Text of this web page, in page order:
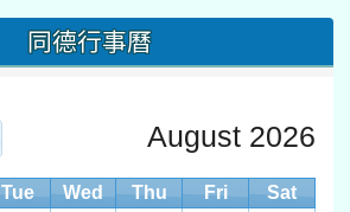
同德行事曆
August 2026
Tue Wed Thu Fri
Sat